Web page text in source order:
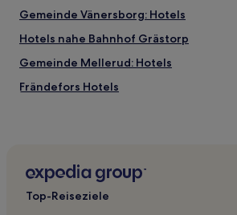
Gemeinde Vänersborg: Hotels
Hotels nahe Bahnhof Grästorp
Gemeinde Mellerud: Hotels
Frändefors Hotels
Gamla staden Hotels
Gemeinde Götene: Hotels
Top-Reiseziele